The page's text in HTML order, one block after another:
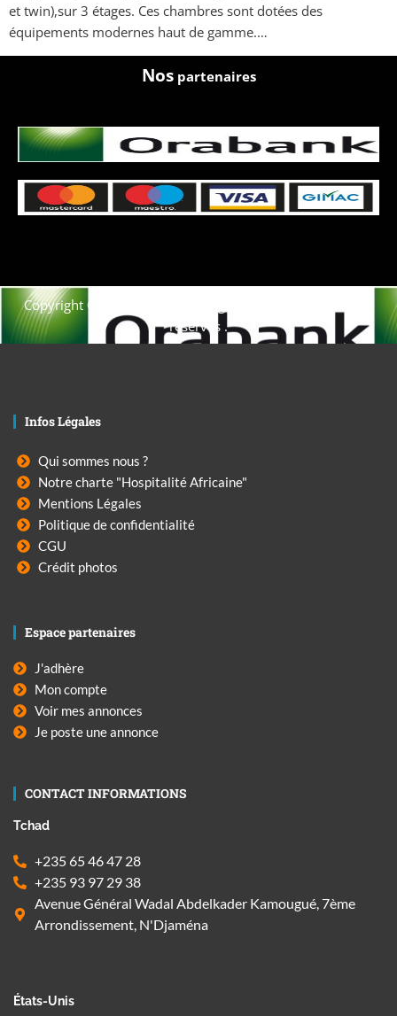
et twin),sur 3 étages. Ces chambres sont dotées des
équipements modernes haut de gamme.…
Nospartenaires
Copyright © 2021. Afrique-voyage-découverte tous droits
réservés .
Infos Légales
Qui sommes nous ?
Notre charte "Hospitalité Africaine"
Mentions Légales
Politique de confidentialité
CGU
Crédit photos
Espace partenaires
J'adhère
Mon compte
Voir mes annonces
Je poste une annonce
CONTACT INFORMATIONS
Tchad
+235 65 46 47 28
+235 93 97 29 38
Avenue Général Wadal Abdelkader Kamougué, 7ème
Arrondissement, N'Djaména
États-Unis